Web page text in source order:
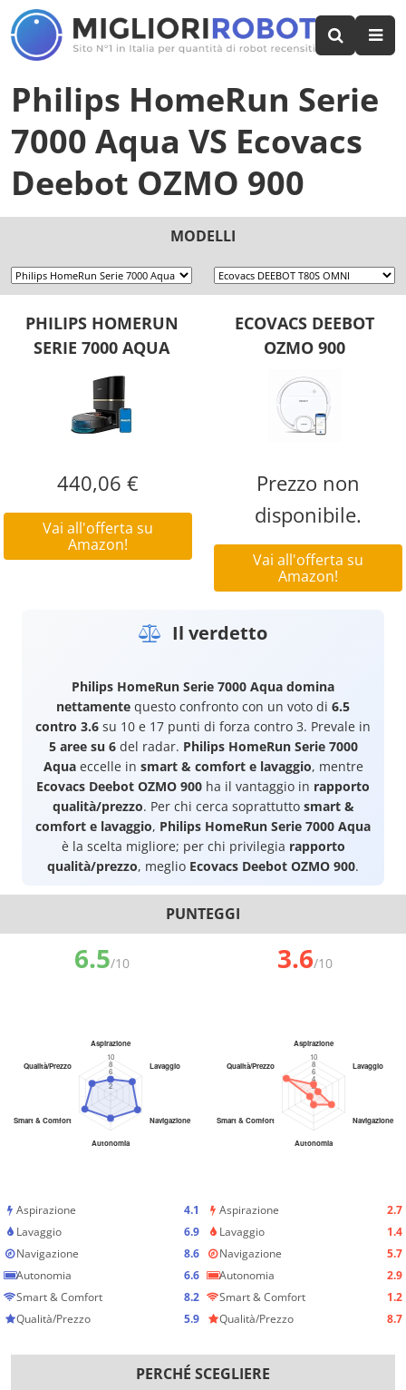
Philips HomeRun Serie
7000 Aqua VS Ecovacs
Deebot OZMO 900
MODELLI
PHILIPS HOMERUN
SERIE 7000 AQUA
ECOVACS DEEBOT
OZMO 900
440,06 €
Vai all'offerta su
Amazon!
Prezzo non
disponibile.
Vai all'offerta su
Amazon!
Il verdetto
Philips HomeRun Serie 7000 Aqua domina
nettamente questo confronto con un voto di 6.5
contro 3.6 su 10 e 17 punti di forza contro 3. Prevale in
5 aree su 6del radar. Philips HomeRun Serie 7000
Aquaeccelle in smart & comfort e lavaggio, mentre
Ecovacs Deebot OZMO 900 ha il vantaggio in rapporto
qualità/prezzo. Per chi cerca soprattutto smart &
comfort e lavaggio, Philips HomeRun Serie 7000 Aqua
è la scelta migliore; per chi privilegia rapporto
qualità/prezzo, meglio Ecovacs Deebot OZMO 900.
PUNTEGGI
6.5/10 3.6/10
Aspirazione
4.1
Lavaggio
6.9
Navigazione
8.6
Autonomia
6.6
Smart & Comfort
8.2
Qualità/Prezzo
5.9
Aspirazione
2.7
Lavaggio
1.4
Navigazione
5.7
Autonomia
2.9
Smart & Comfort
1.2
Qualità/Prezzo
8.7
PERCHÉ SCEGLIERE